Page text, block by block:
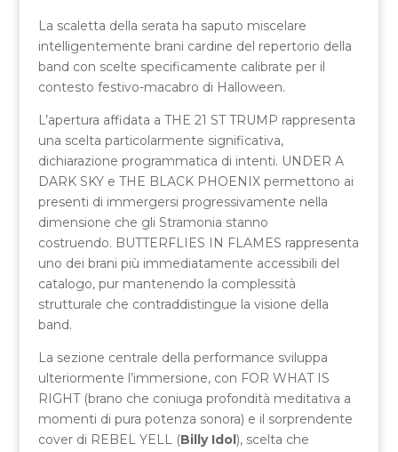
La scaletta della serata ha saputo miscelare
intelligentemente brani cardine del repertorio della
band con scelte specificamente calibrate per il
contesto festivo-macabro di Halloween.
L’apertura affidata a THE 21 ST TRUMP rappresenta
una scelta particolarmente significativa,
dichiarazione programmatica di intenti. UNDER A
DARK SKY e THE BLACK PHOENIX permettono ai
presenti di immergersi progressivamente nella
dimensione che gli Stramonia stanno
costruendo. BUTTERFLIES IN FLAMES rappresenta
uno dei brani più immediatamente accessibili del
catalogo, pur mantenendo la complessità
strutturale che contraddistingue la visione della
band.
La sezione centrale della performance sviluppa
ulteriormente l’immersione, con FOR WHAT IS
RIGHT (brano che coniuga profondità meditativa a
momenti di pura potenza sonora) e il sorprendente
cover di REBEL YELL (Billy Idol), scelta che